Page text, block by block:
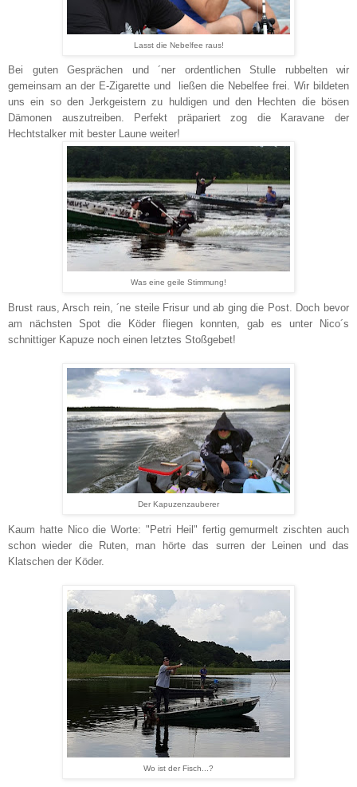
Lasst die Nebelfee raus!
Bei guten Gesprächen und ´ner ordentlichen Stulle rubbelten wir
gemeinsam an der E-Zigarette und ließen die Nebelfee frei. Wir bildeten
uns ein so den Jerkgeistern zu huldigen und den Hechten die bösen
Dämonen auszutreiben. Perfekt präpariert zog die Karavane der
Hechtstalker mit bester Laune weiter!
Was eine geile Stimmung!
Brust raus, Arsch rein, ´ne steile Frisur und ab ging die Post. Doch bevor
am nächsten Spot die Köder fliegen konnten, gab es unter Nico´s
schnittiger Kapuze noch einen letztes Stoßgebet!
Der Kapuzenzauberer
Kaum hatte Nico die Worte: "Petri Heil" fertig gemurmelt zischten auch
schon wieder die Ruten, man hörte das surren der Leinen und das
Klatschen der Köder.
Wo ist der Fisch...?